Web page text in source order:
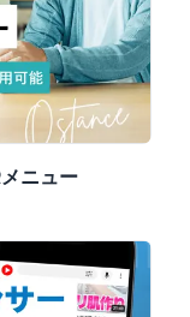
ニュー